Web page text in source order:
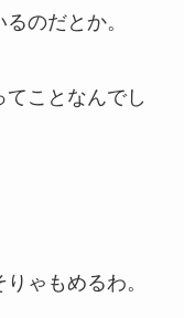
のだとか。
ことなんでし
ゃもめるわ。